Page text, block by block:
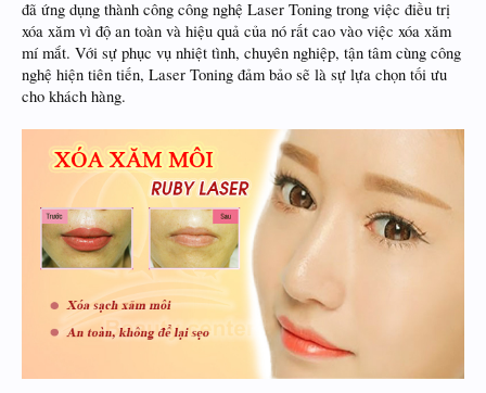
đã ứng dụng thành công công nghệ Laser Toning trong việc điều trị
xóa xăm vì độ an toàn và hiệu quả của nó rất cao vào việc xóa xăm
mí mắt. Với sự phục vụ nhiệt tình, chuyên nghiệp, tận tâm cùng công
nghệ hiện tiên tiến, Laser Toning đảm bảo sẽ là sự lựa chọn tối ưu
cho khách hàng.